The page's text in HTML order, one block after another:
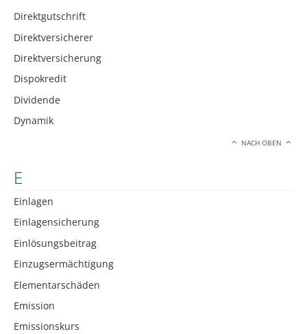
Direktgutschrift
Direktversicherer
Direktversicherung
Dispokredit
Dividende
Dynamik
NACH OBEN
E
Einlagen
Einlagensicherung
Einlösungsbeitrag
Einzugsermächtigung
Elementarschäden
Emission
Emissionskurs